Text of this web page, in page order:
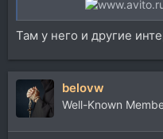
Там у него и другие
belovw
Well-Known